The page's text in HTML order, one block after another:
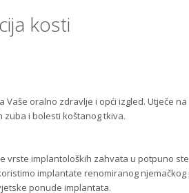
kosti
Vaše oralno zdravlje i opći izgled. Utječe
i bolesti koštanog tkiva.
vrste implantoloških zahvata u potpuno
implantate renomiranog
ponude implantata.